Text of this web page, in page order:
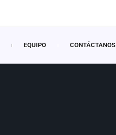
EQUIPO CONTÁCTANOS